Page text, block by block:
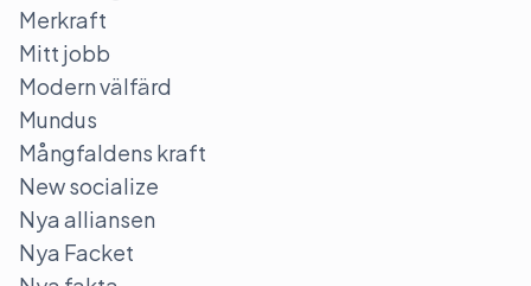
Merkraft
Mitt jobb
Modern välfärd
Mundus
Mångfaldens kraft
New socialize
Nya alliansen
Nya Facket